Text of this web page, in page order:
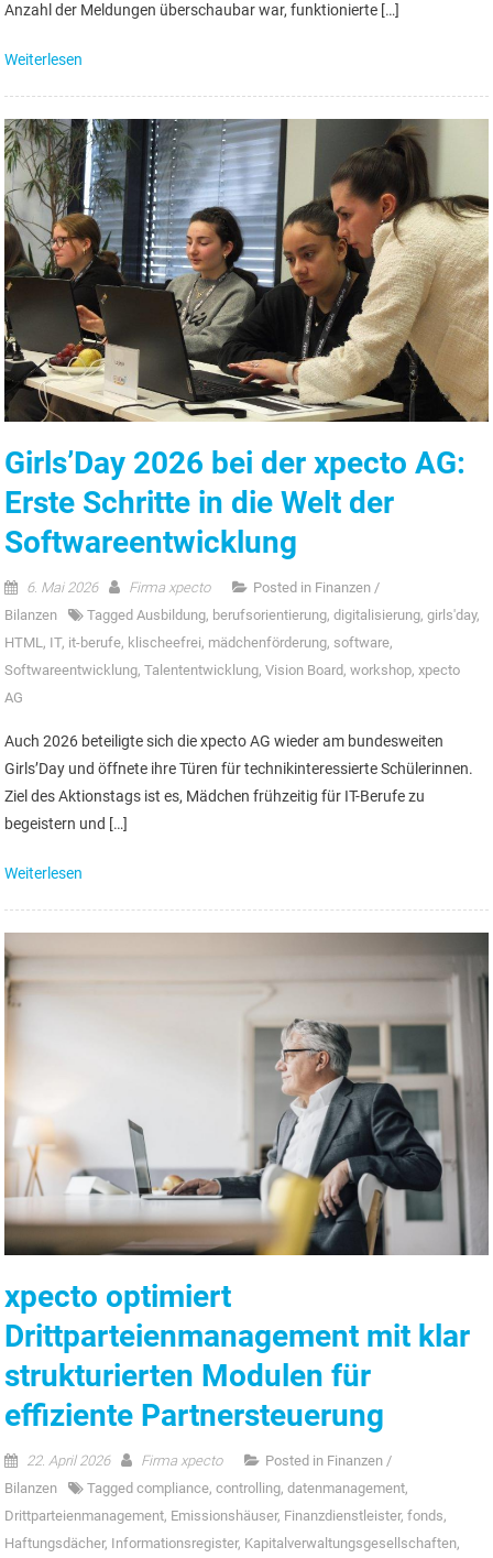
Anzahl der Meldungen überschaubar war, funktionierte […]
Weiterlesen
Girls’Day 2026 bei der xpecto AG:
Erste Schritte in die Welt der
Softwareentwicklung
6. Mai 2026 Firma xpecto Posted in Finanzen /
Bilanzen
Tagged Ausbildung, berufsorientierung,digitalisierung,girls'day,
HTML , IT, it-berufe, klischeefrei, mädchenförderung, software,
Softwareentwicklung,Talententwicklung,Vision Board,workshop,xpecto
AG
Auch 2026 beteiligte sich die xpecto AG wieder am bundesweiten
Girls’Day und öffnete ihre Türen für technikinteressierte Schülerinnen.
Ziel des Aktionstags ist es, Mädchen frühzeitig für IT-Berufe zu
begeistern und […]
Weiterlesen
xpecto optimiert
Drittparteienmanagement mit klar
strukturierten Modulen für
effiziente Partnersteuerung
22. April 2026 Firma xpecto Posted in Finanzen /
Bilanzen
Taggedcompliance,controlling,datenmanagement,
Drittparteienmanagement, Emissionshäuser, Finanzdienstleister,fonds,
Haftungsdächer, Informationsregister, Kapitalverwaltungsgesellschaften,